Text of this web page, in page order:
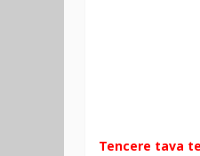
Tencere tava